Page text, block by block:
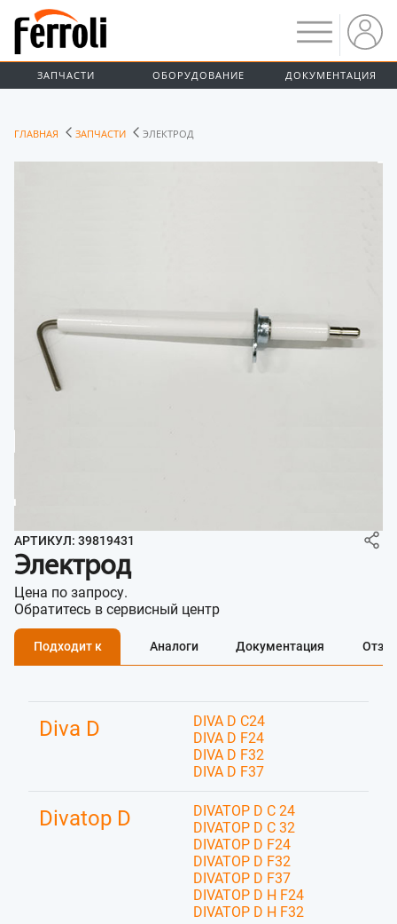
ЗАПЧАСТИ ОБОРУДОВАНИЕ ДОКУМЕНТАЦИЯ
ГЛАВНАЯ ЗАПЧАСТИ ЭЛЕКТРОД
АРТИКУЛ: 39819431
Электрод
Цена по запросу.
Обратитесь в сервисный центр
Подходит к Аналоги Документация
Diva D
DIVA D C24
DIVA D F24
DIVA D F32
DIVA D F37
Divatop D
DIVATOP D C 24
DIVATOP D C 32
DIVATOP D F24
DIVATOP D F32
DIVATOP D F37
DIVATOP D H F24
DIVATOP D H F32